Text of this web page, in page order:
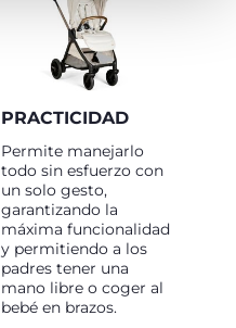
PRACTICIDAD
Permite manejarlo
todo sin esfuerzo con
un solo gesto,
garantizando la
máxima funcionalidad
y permitiendo a los
padres tener una
mano libre o coger al
bebé en brazos.